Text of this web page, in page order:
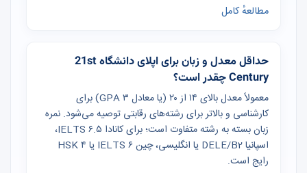
مطالعهٔ کامل
حداقل معدل و زبان برای اپلای دانشگاه 21st
Century چقدر است؟
معمولاً معدل بالای ۱۴ از ۲۰ (یا معادل GPA ۳) برای
کارشناسی و بالاتر برای رشته‌های رقابتی توصیه می‌شود. نمره
زبان بسته به رشته متفاوت است؛ برای کانادا IELTS ۶.۵،
اسپانیا DELE/B2 یا انگلیسی، چین IELTS ۶ یا HSK ۴
رایج است.